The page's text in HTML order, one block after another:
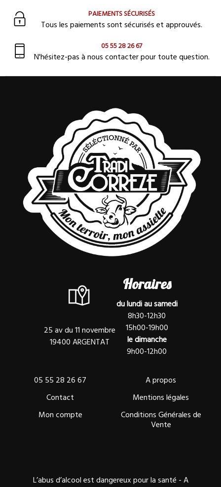
PAIEMENTS SÉCURISÉS
Tous les paiements sont sécurisés et approuvés.
05 55 28 26 67
N'hésitez-pas à nous contacter pour toute question.
25 av du 11 novembre
19400 ARGENTAT
Horaires
du lundi au samedi
8h30-12h30
15h00-19h00
le dimanche
9h00-12h00
05 55 28 26 67
Contact
Mon compte
A propos
Mentions légales
Conditions Générales de
Vente
L’abus d’alcool est dangereux pour la santé - A